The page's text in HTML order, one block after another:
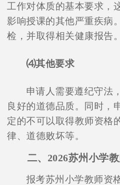
工作对体质的基本要求，
影响授课的其他严重疾病
检，并取得相关健康报告。
⑷其他要求
申请人需要遵纪守法
良好的道德品质。同时，
定的不可以取得教师资格
律、道德败坏等。
二、2026苏州小学
报考苏州小学教师资